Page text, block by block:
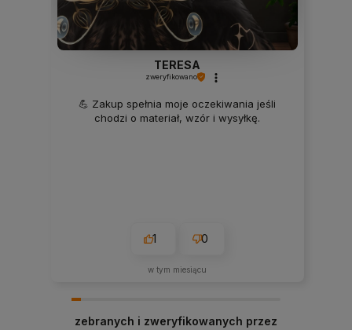
TERESA
zweryfikowano
💪 Zakup spełnia moje oczekiwania jeśli
chodzi o materiał, wzór i wysyłkę.
1 0
w tym miesiącu
zebranych i zweryfikowanych przez